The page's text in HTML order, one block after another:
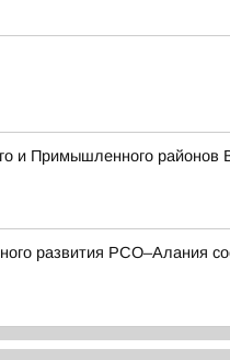
и Примышленного районов
развития РСО–Алания